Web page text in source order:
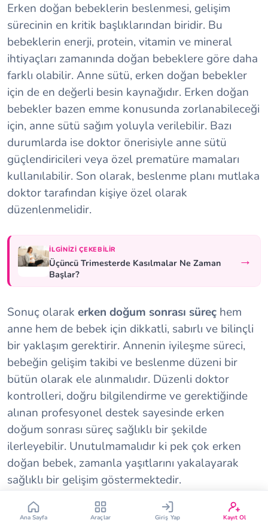
Erken doğan bebeklerin beslenmesi, gelişim
sürecinin en kritik başlıklarından biridir. Bu
bebeklerin enerji, protein, vitamin ve mineral
ihtiyaçları zamanında doğan bebeklere göre daha
farklı olabilir. Anne sütü, erken doğan bebekler
için de en değerli besin kaynağıdır. Erken doğan
bebekler bazen emme konusunda zorlanabileceği
için, anne sütü sağım yoluyla verilebilir. Bazı
durumlarda ise doktor önerisiyle anne sütü
güçlendiricileri veya özel prematüre mamaları
kullanılabilir. Son olarak, beslenme planı mutlaka
doktor tarafından kişiye özel olarak
düzenlenmelidir.
İLGINIZI ÇEKEBILIR
Üçüncü Trimesterde Kasılmalar Ne Zaman
Başlar?
→
Sonuç olarak erken doğum sonrası süreç hem
anne hem de bebek için dikkatli, sabırlı ve bilinçli
bir yaklaşım gerektirir. Annenin iyileşme süreci,
bebeğin gelişim takibi ve beslenme düzeni bir
bütün olarak ele alınmalıdır. Düzenli doktor
kontrolleri, doğru bilgilendirme ve gerektiğinde
alınan profesyonel destek sayesinde erken
doğum sonrası süreç sağlıklı bir şekilde
ilerleyebilir. Unutulmamalıdır ki pek çok erken
doğan bebek, zamanla yaşıtlarını yakalayarak
sağlıklı bir gelişim göstermektedir.
Bu içeriğimiz de ilginizi çekebilir:
Çin Takvimi Bebek İsim Bulucu
Bebek Burcu Bebek Aşı Takvimi
Vücut Kitle Endeksi Gebelik Hesaplama
Yumurtlama Hesaplama Gebe Sözlüğü
Ana Sayfa Araçlar Giriş Yap Kayıt Ol